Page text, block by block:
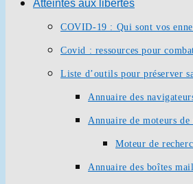
Atteintes aux libertés
COVID-19 : Qui sont vos
Covid : ressources pour
Liste d’outils pour préserver
Annuaire des
Annuaire de moteurs de
Moteur de
Annuaire des boîtes